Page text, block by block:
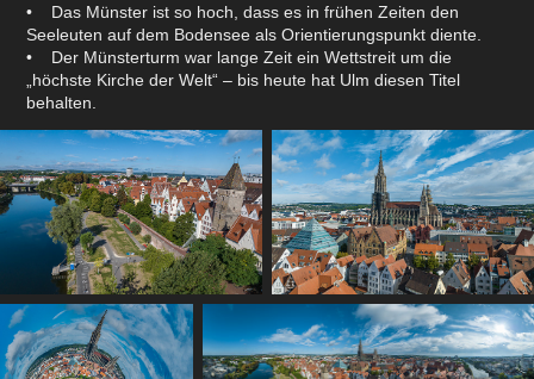
• Das Münster ist so hoch, dass es in frühen Zeiten den
Seeleuten auf dem Bodensee als Orientierungspunkt diente.
• Der Münsterturm war lange Zeit ein Wettstreit um die
„höchste Kirche der Welt“ – bis heute hat Ulm diesen Titel
behalten.